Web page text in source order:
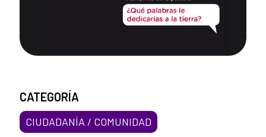
CATEGORÍA
CIUDADANÍA / COMUNIDAD